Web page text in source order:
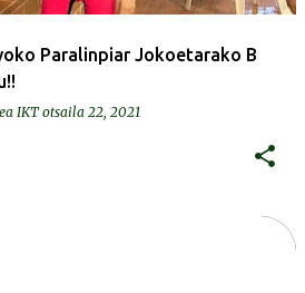
Paralinpiar Jokoetarako B
IKTotsaila 22, 2021